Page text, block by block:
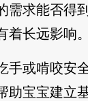
需求能否得
着长远影响。
手或啃咬安
助宝宝建立